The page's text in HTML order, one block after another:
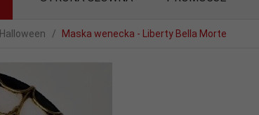
Halloween Maska wenecka - Liberty Bella Morte